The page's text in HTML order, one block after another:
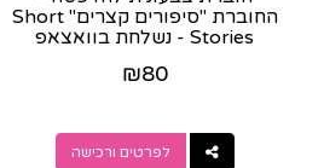
החוברת "סיפורים קצרים" Short
Stories - נשלחת בוואצאפ
₪80
לפרטים ורכישה